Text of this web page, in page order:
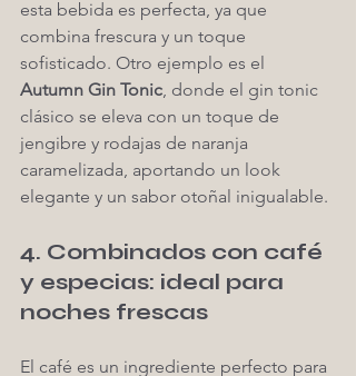
esta bebida es perfecta, ya que
combina frescura y un toque
sofisticado. Otro ejemplo es el
Autumn Gin Tonic, donde el gin tonic
clásico se eleva con un toque de
jengibre y rodajas de naranja
caramelizada, aportando un look
elegante y un sabor otoñal inigualable.
4. Combinados con café
y especias: ideal para
noches frescas
El café es un ingrediente perfecto para